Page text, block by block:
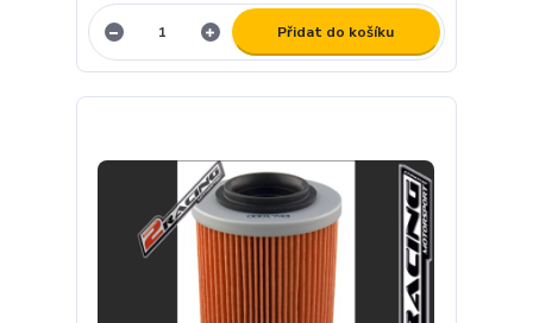
Přidat do košíku